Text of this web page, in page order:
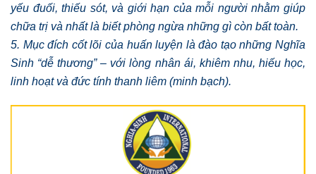
yếu đuối, thiếu sót, và giới hạn của mỗi người nhằm giúp
chữa trị và nhất là biết phòng ngừa những gì còn bất toàn.
5. Mục đích cốt lõi của huấn luyện là đào tạo những Nghĩa
Sinh “dễ thương” – với lòng nhân ái, khiêm nhu, hiếu học,
linh hoạt và đức tính thanh liêm (minh bạch).